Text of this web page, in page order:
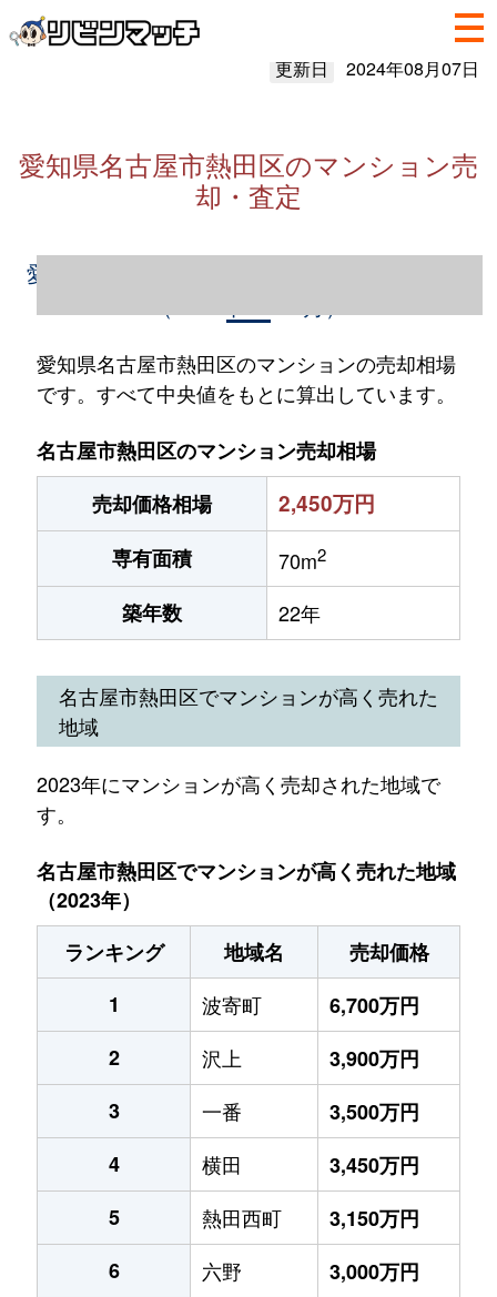
更新日 2024年08月07日
愛知県名古屋市熱田区のマンション売
却・査定
愛知県名古屋市熱田区のマンション売却情報
愛知県名古屋市熱田区のマンションの売却相場
です。すべて中央値をもとに算出しています。
名古屋市熱田区のマンション売却相場
売却価格相場
2,450万円
専有面積 70m2
築年数 22年
名古屋市熱田区でマンションが高く売れた
地域
2023年にマンションが高く売却された地域で
す。
名古屋市熱田区でマンションが高く売れた地域
（2023年）
ランキング
地域名
売却価格
1
波寄町
6,700万円
2
沢上
3,900万円
3
一番
3,500万円
4
横田
3,450万円
5
熱田西町
3,150万円
6
六野
3,000万円